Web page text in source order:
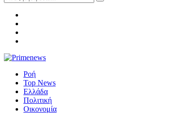
Ροή
Top News
Ελλάδα
Πολιτική
Οικονομία